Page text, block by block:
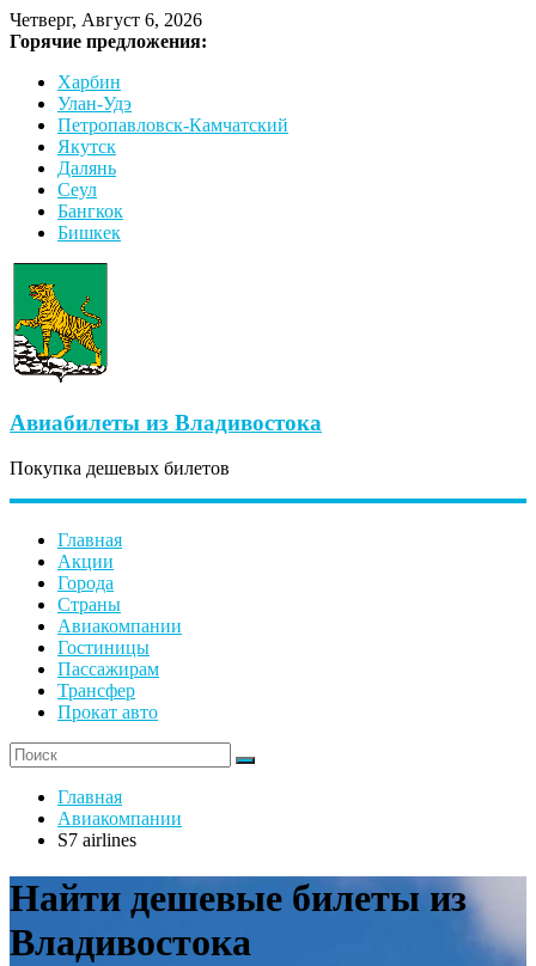
Четверг, Август 6, 2026
Горячие предложения:
Харбин
Улан-Удэ
Петропавловск-Камчатский
Якутск
Далянь
Сеул
Бангкок
Бишкек
Авиабилеты из Владивостока
Покупка дешевых билетов
Главная
Акции
Города
Страны
Авиакомпании
Гостиницы
Пассажирам
Трансфер
Прокат авто
Главная
Авиакомпании
S7 airlines
Найти дешевые билеты из
Владивостока